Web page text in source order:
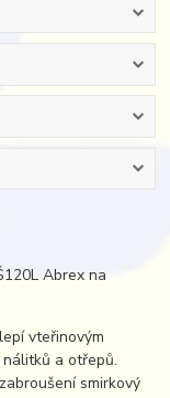
Abrex na
vteřinovým
a otřepů.
smirkový